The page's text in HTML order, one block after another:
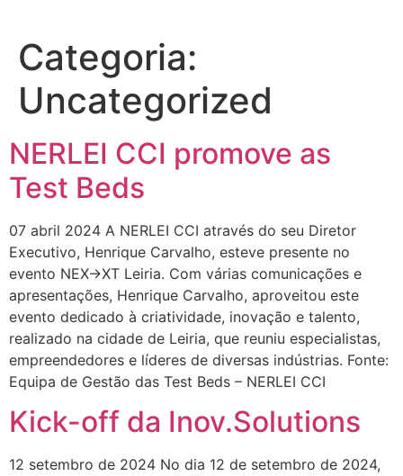
Categoria:
Uncategorized
NERLEI CCI promove as
Test Beds
07 abril 2024 A NERLEI CCI através do seu Diretor
Executivo, Henrique Carvalho, esteve presente no
evento NEX→XT Leiria. Com várias comunicações e
apresentações, Henrique Carvalho, aproveitou este
evento dedicado à criatividade, inovação e talento,
realizado na cidade de Leiria, que reuniu especialistas,
empreendedores e líderes de diversas indústrias. Fonte:
Equipa de Gestão das Test Beds – NERLEI CCI
Kick-off da Inov.Solutions
12 setembro de 2024 No dia 12 de setembro de 2024,